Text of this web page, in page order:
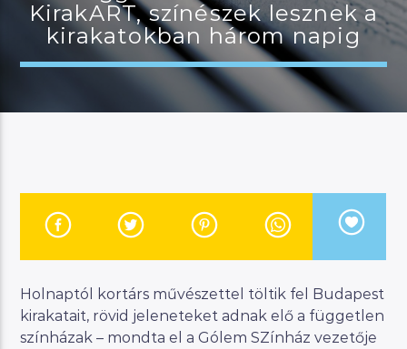
JELENLEGI MŰSOR
MANNA DÉLUTÁN
Manna FM
KirakART, színészek lesznek a
kirakatokban három napig
Holnaptól kortárs művészettel töltik fel Budapest
kirakatait, rövid jeleneteket adnak elő a független
színházak – mondta el a Gólem SZínház vezetője